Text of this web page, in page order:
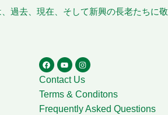
過去、現在、そして新興の長老たちに敬
Contact Us
Terms & Conditons
Frequently Asked Questions